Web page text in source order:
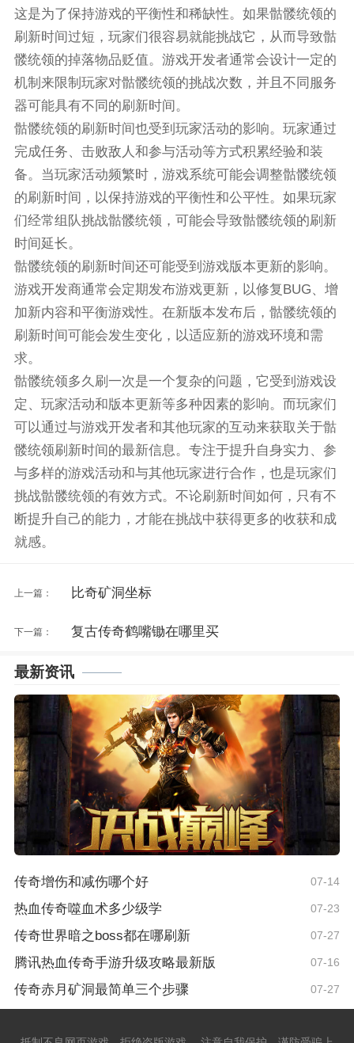
这是为了保持游戏的平衡性和稀缺性。如果骷髅统领的
刷新时间过短，玩家们很容易就能挑战它，从而导致骷
髅统领的掉落物品贬值。游戏开发者通常会设计一定的
机制来限制玩家对骷髅统领的挑战次数，并且不同服务
器可能具有不同的刷新时间。
骷髅统领的刷新时间也受到玩家活动的影响。玩家通过
完成任务、击败敌人和参与活动等方式积累经验和装
备。当玩家活动频繁时，游戏系统可能会调整骷髅统领
的刷新时间，以保持游戏的平衡性和公平性。如果玩家
们经常组队挑战骷髅统领，可能会导致骷髅统领的刷新
时间延长。
骷髅统领的刷新时间还可能受到游戏版本更新的影响。
游戏开发商通常会定期发布游戏更新，以修复BUG、增
加新内容和平衡游戏性。在新版本发布后，骷髅统领的
刷新时间可能会发生变化，以适应新的游戏环境和需
求。
骷髅统领多久刷一次是一个复杂的问题，它受到游戏设
定、玩家活动和版本更新等多种因素的影响。而玩家们
可以通过与游戏开发者和其他玩家的互动来获取关于骷
髅统领刷新时间的最新信息。专注于提升自身实力、参
与多样的游戏活动和与其他玩家进行合作，也是玩家们
挑战骷髅统领的有效方式。不论刷新时间如何，只有不
断提升自己的能力，才能在挑战中获得更多的收获和成
就感。
上一篇： 比奇矿洞坐标
下一篇： 复古传奇鹤嘴锄在哪里买
最新资讯
传奇增伤和减伤哪个好 07-14
热血传奇噬血术多少级学 07-23
传奇世界暗之boss都在哪刷新 07-27
腾讯热血传奇手游升级攻略最新版 07-16
传奇赤月矿洞最简单三个步骤 07-27